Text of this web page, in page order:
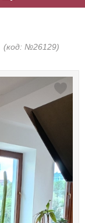
(код: №26129)